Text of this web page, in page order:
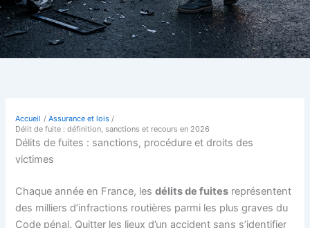
Accueil
Assurance et lois
Délit de fuite : définition, sanctions et recours en 2026
Délits de fuites : sanctions, procédure et droits des
victimes
Chaque année en France, lesdélits de fuites représentent
des milliers d’infractions routières parmi les plus graves du
Code pénal. Quitter les lieux d’un accident sans s’identifier